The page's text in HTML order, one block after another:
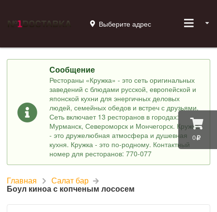
0
Выберите адрес
Сообщение
Рестораны «Кружка» - это сеть оригинальных
заведений с блюдами русской, европейской и
японской кухни для энергичных деловых
людей, семейных обедов и встреч с друзьями.
Сеть включает 13 ресторанов в городах:
Мурманск, Североморск и Мончегорск. Кружка
- это дружелюбная атмосфера и душевная
кухня. Кружка - это по-родному. Контактный
номер для ресторанов: 770-077
Главная Салат бар
Боул киноа с копченым лососем